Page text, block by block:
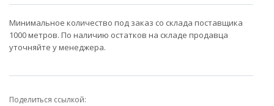
Минимальное количество под заказ со склада поставщика
1000 метров. По наличию остатков на складе продавца
уточняйте у менеджера.
Поделиться ссылкой: